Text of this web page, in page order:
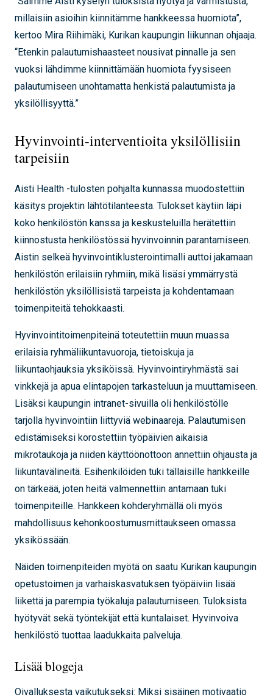
millaisiin asioihin kiinnitämme hankkeessa huomiota”,
kertoo Mira Riihimäki, Kurikan kaupungin liikunnan ohjaaja.
“Etenkin palautumishaasteet nousivat pinnalle ja sen
vuoksi lähdimme kiinnittämään huomiota fyysiseen
palautumiseen unohtamatta henkistä palautumista ja
yksilöllisyyttä.”
Hyvinvointi-interventioita yksilöllisiin
tarpeisiin
Aisti Health -tulosten pohjalta kunnassa muodostettiin
käsitys projektin lähtötilanteesta. Tulokset käytiin läpi
koko henkilöstön kanssa ja keskusteluilla herätettiin
kiinnostusta henkilöstössä hyvinvoinnin parantamiseen.
Aistin selkeä hyvinvointiklusterointimalli auttoi jakamaan
henkilöstön erilaisiin ryhmiin, mikä lisäsi ymmärrystä
henkilöstön yksilöllisistä tarpeista ja kohdentamaan
toimenpiteitä tehokkaasti.
Hyvinvointitoimenpiteinä toteutettiin muun muassa
erilaisia ryhmäliikuntavuoroja, tietoiskuja ja
liikuntaohjauksia yksiköissä. Hyvinvointiryhmästä sai
vinkkejä ja apua elintapojen tarkasteluun ja muuttamiseen.
Lisäksi kaupungin intranet-sivuilla oli henkilöstölle
tarjolla hyvinvointiin liittyviä webinaareja. Palautumisen
edistämiseksi korostettiin työpäivien aikaisia
mikrotaukoja ja niiden käyttöönottoon annettiin ohjausta ja
liikuntavälineitä. Esihenkilöiden tuki tällaisille hankkeille
on tärkeää, joten heitä valmennettiin antamaan tuki
toimenpiteille. Hankkeen kohderyhmällä oli myös
mahdollisuus kehonkoostumusmittaukseen omassa
yksikössään.
Näiden toimenpiteiden myötä on saatu Kurikan kaupungin
opetustoimen ja varhaiskasvatuksen työpäiviin lisää
liikettä ja parempia työkaluja palautumiseen. Tuloksista
hyötyvät sekä työntekijät että kuntalaiset. Hyvinvoiva
henkilöstö tuottaa laadukkaita palveluja.
Lisää blogeja
Oivalluksesta vaikutukseksi: Miksi sisäinen motivaatio